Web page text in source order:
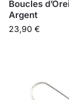
Boucles
Argent
23,90 €